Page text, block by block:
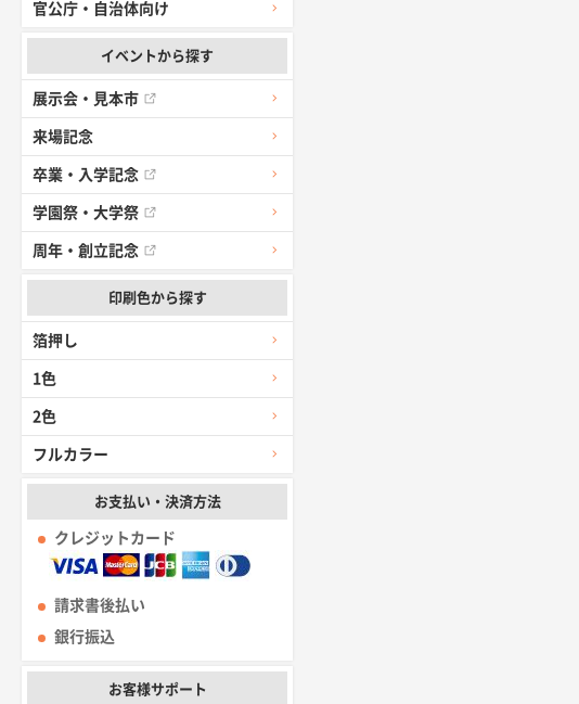
官公庁・自治体向け
イベントから探す
展示会・見本市
来場記念
卒業・入学記念
学園祭・大学祭
周年・創立記念
印刷色から探す
箔押し
1色
2色
フルカラー
お支払い・決済方法
クレジットカード
請求書後払い
銀行振込
お客様サポート